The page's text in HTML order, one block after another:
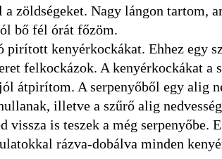
zöldségeket. Nagy lángon tartom,
bő fél órát főzöm.
kenyérkockákat. Ehhez egy
felkockázok. A kenyérkockákat a
átpirítom. A serpenyőből egy alig
illetve a szűrő alig
is teszek a még serpenyőbe.
rázva-dobálva minden